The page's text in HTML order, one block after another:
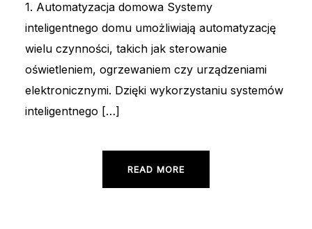
1. Automatyzacja domowa Systemy
inteligentnego domu umożliwiają automatyzację
wielu czynności, takich jak sterowanie
oświetleniem, ogrzewaniem czy urządzeniami
elektronicznymi. Dzięki wykorzystaniu systemów
inteligentnego […]
READ MORE